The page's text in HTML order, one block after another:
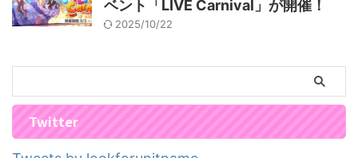
ベント「LIVE Carnival」が開催！
2025/10/22
Twitter